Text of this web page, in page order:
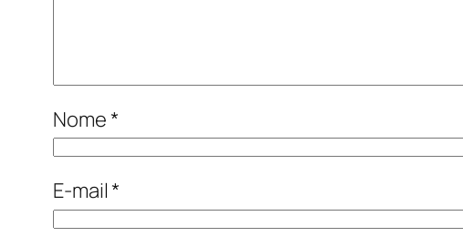
Nome*
E-mail*